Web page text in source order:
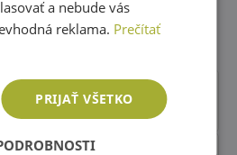
a nebude vás
reklama. Prečítať
PRIJAŤ VŠETKO